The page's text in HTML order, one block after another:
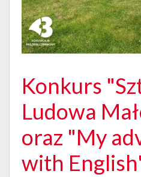
Konkurs
Ludowa
oraz "My
with